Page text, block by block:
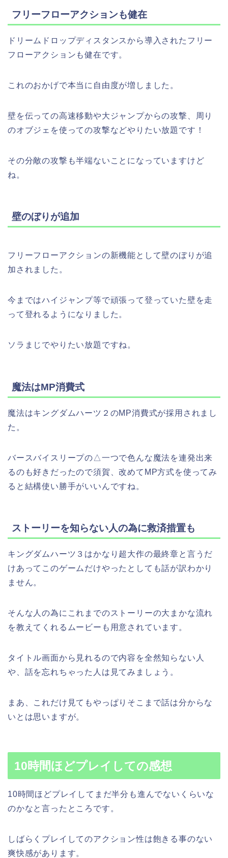
フリーフローアクションも健在
ドリームドロップディスタンスから導入されたフリー
フローアクションも健在です。
これのおかげで本当に自由度が増しました。
壁を伝っての高速移動や大ジャンプからの攻撃、周り
のオブジェを使っての攻撃などやりたい放題です！
その分敵の攻撃も半端ないことになっていますけど
ね。
壁のぼりが追加
フリーフローアクションの新機能として壁のぼりが追
加されました。
今まではハイジャンプ等で頑張って登っていた壁を走
って登れるようになりました。
ソラまじでやりたい放題ですね。
魔法はMP消費式
魔法はキングダムハーツ２のMP消費式が採用されまし
た。
バースバイスリープの△一つで色んな魔法を連発出来
るのも好きだったので須賀、改めてMP方式を使ってみ
ると結構使い勝手がいいんですね。
ストーリーを知らない人の為に救済措置も
キングダムハーツ３はかなり超大作の最終章と言うだ
けあってこのゲームだけやったとしても話が訳わかり
ません。
そんな人の為にこれまでのストーリーの大まかな流れ
を教えてくれるムービーも用意されています。
タイトル画面から見れるので内容を全然知らない人
や、話を忘れちゃった人は見てみましょう。
まあ、これだけ見てもやっぱりそこまで話は分からな
いとは思いますが。
10時間ほどプレイしての感想
10時間ほどプレイしてまだ半分も進んでないくらいな
のかなと言ったところです。
しばらくプレイしてのアクション性は飽きる事のない
爽快感があります。